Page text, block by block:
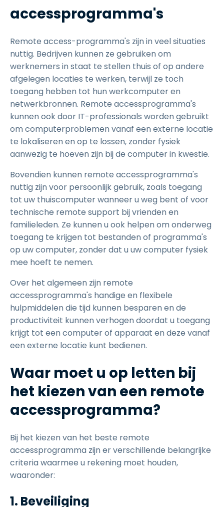
accessprogramma's
Remote access-programma's zijn in veel situaties
nuttig. Bedrijven kunnen ze gebruiken om
werknemers in staat te stellen thuis of op andere
afgelegen locaties te werken, terwijl ze toch
toegang hebben tot hun werkcomputer en
netwerkbronnen. Remote accessprogramma's
kunnen ook door IT-professionals worden gebruikt
om computerproblemen vanaf een externe locatie
te lokaliseren en op te lossen, zonder fysiek
aanwezig te hoeven zijn bij de computer in kwestie.
Bovendien kunnen remote accessprogramma's
nuttig zijn voor persoonlijk gebruik, zoals toegang
tot uw thuiscomputer wanneer u weg bent of voor
technische remote support bij vrienden en
familieleden. Ze kunnen u ook helpen om onderweg
toegang te krijgen tot bestanden of programma's
op uw computer, zonder dat u uw computer fysiek
mee hoeft te nemen.
Over het algemeen zijn remote
accessprogramma's handige en flexibele
hulpmiddelen die tijd kunnen besparen en de
productiviteit kunnen verhogen doordat u toegang
krijgt tot een computer of apparaat en deze vanaf
een externe locatie kunt bedienen.
Waar moet u op letten bij
het kiezen van een remote
accessprogramma?
Bij het kiezen van het beste remote
accessprogramma zijn er verschillende belangrijke
criteria waarmee u rekening moet houden,
waaronder:
1. Beveiliging